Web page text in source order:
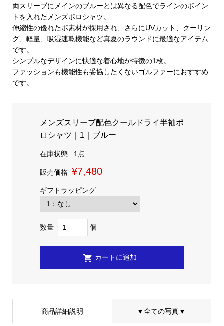
両スリーブにメインのブルーとは異なる配色でラインのポイン
トを入れたメンズポロシャツ。
伸縮性の優れたポ素材が採用され、さらにUVカット、クーリン
グ、軽量、吸湿速乾機能など真夏のラウンドに最適なアイテム
です。
シンプルなデザインに快適な着心地が特徴の1枚。
ファッションも機能性も妥協したくないゴルファーにおすすめ
です。
メンズスリーブ配色クールドライ半袖ポ
ロシャツ｜1｜ブルー
在庫状態 : 1点
販売価格 ¥7,480
ギフトラッピング
数量 個
商品詳細説明 ▼全ての写真▼